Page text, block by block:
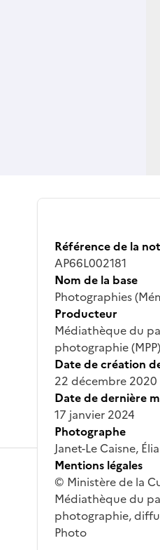
Référence de la
AP66L002181
Nom de la base
Photographies
Producteur
Médiathèque du
photographie (MPP)
Date de création
22 décembre 2020
Date de dernière
17 janvier 2024
Photographe
Janet-Le Caisne,
Mentions légales
© Ministère de la
Médiathèque du
photographie,
Photo